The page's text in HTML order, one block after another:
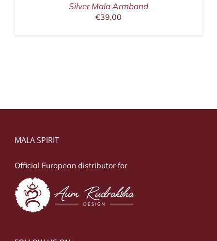
Silver Mala Armband
€39,00
MALA SPIRIT
Official European distributor for